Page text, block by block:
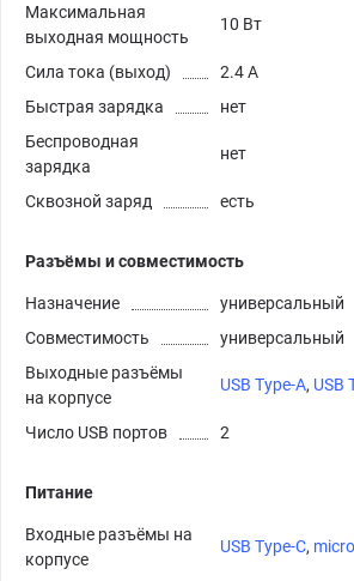
Максимальная
выходная мощность
10 Вт
Сила тока (выход)
2.4 А
Быстрая зарядка
нет
Беспроводная
зарядка
нет
Сквозной заряд есть
Разъёмы и совместимость
Назначение
универсальный
Совместимость
универсальный
Выходные разъёмы
на корпусе
USB Type-A, USB
Число USB портов 2
Питание
Входные разъёмы на
корпусе
USB Type-C,